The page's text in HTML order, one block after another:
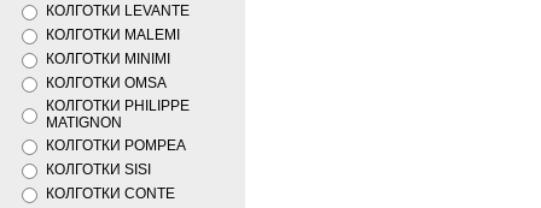
КОЛГОТКИ LEVANTE
КОЛГОТКИ MALEMI
КОЛГОТКИ MINIMI
КОЛГОТКИ OMSA
КОЛГОТКИ PHILIPPE
MATIGNON
КОЛГОТКИ POMPEA
КОЛГОТКИ SISI
КОЛГОТКИ CONTE